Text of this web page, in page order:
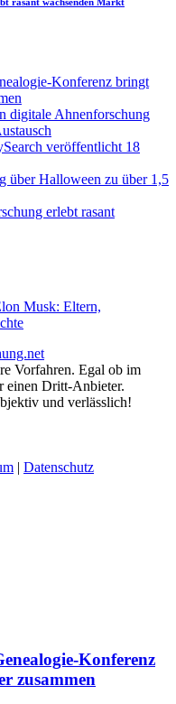
Konferenz bringt
digitale Ahnenforschung
veröffentlicht 18
über Halloween zu über 1,5
erlebt rasant
Musk: Eltern,
Vorfahren. Egal ob im
einen Dritt-Anbieter.
und verlässlich!
| Datenschutz
Konferenz
zusammen